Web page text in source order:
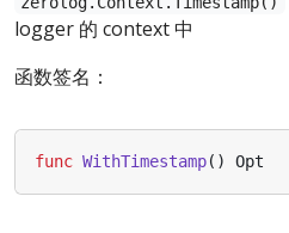
logger 的 context 中
函数签名：
func WithTimestamp() Opt